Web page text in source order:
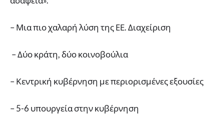
– Μια πιο χαλαρή λύση της ΕΕ. Διαχείριση
– Δύο κράτη, δύο κοινοβούλια
– Κεντρική κυβέρνηση με περιορισμένες εξουσίες
– 5-6 υπουργεία στην κυβέρνηση